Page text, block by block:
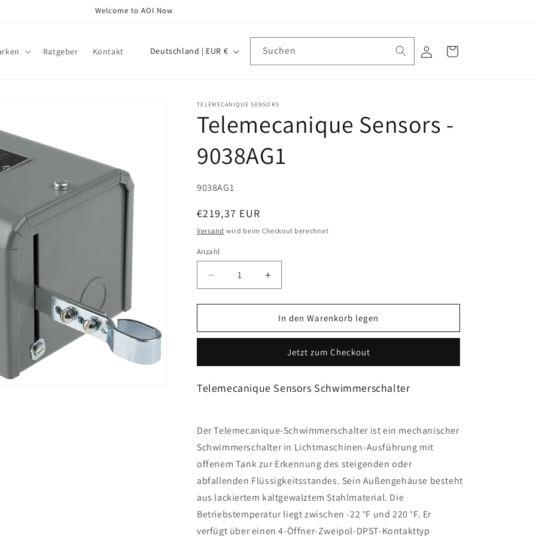
Welcome to AOI Now
Ratgeber Kontakt Deutschland | EUR € Suchen EinloggenWarenkorb
TELEMECANIQUE SENSORS
Telemecanique Sensors -
9038AG1
SKU:
9038AG1
Normaler
Preis
€219,37 EUR
Versand wird beim Checkout berechnet
Anzahl
Verringere
die
Menge
Telemecanique
9038AG1
Erhöhe
die
Menge
für
Telemecanique
9038AG1
In den Warenkorb legen
Jetzt zum Checkout
Telemecanique Sensors Schwimmerschalter
Der Telemecanique-Schwimmerschalter ist ein mechanischer
Schwimmerschalter in Lichtmaschinen-Ausführung mit
offenem Tank zur Erkennung des steigenden oder
abfallenden Flüssigkeitsstandes. Sein Außengehäuse besteht
aus lackiertem kaltgewalztem Stahlmaterial. Die
Betriebstemperatur liegt zwischen -22 °F und 220 °F. Er
verfügt über einen 4-Öffner-Zweipol-DPST-Kontakttyp